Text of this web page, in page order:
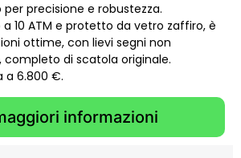
precisione e robustezza.
10 ATM e protetto da vetro zaffiro, è
ottime, con lievi segni non
di scatola originale.
a 6.800 €.
informazioni